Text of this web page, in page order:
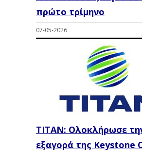
πρώτο τρίμηνο
07-05-2026
ΤΙΤΑΝ: Ολοκλήρωσε
εξαγορά της Keystone